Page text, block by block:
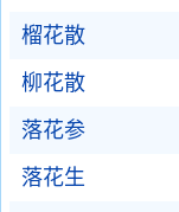
榴花散
柳花散
落花参
落花生